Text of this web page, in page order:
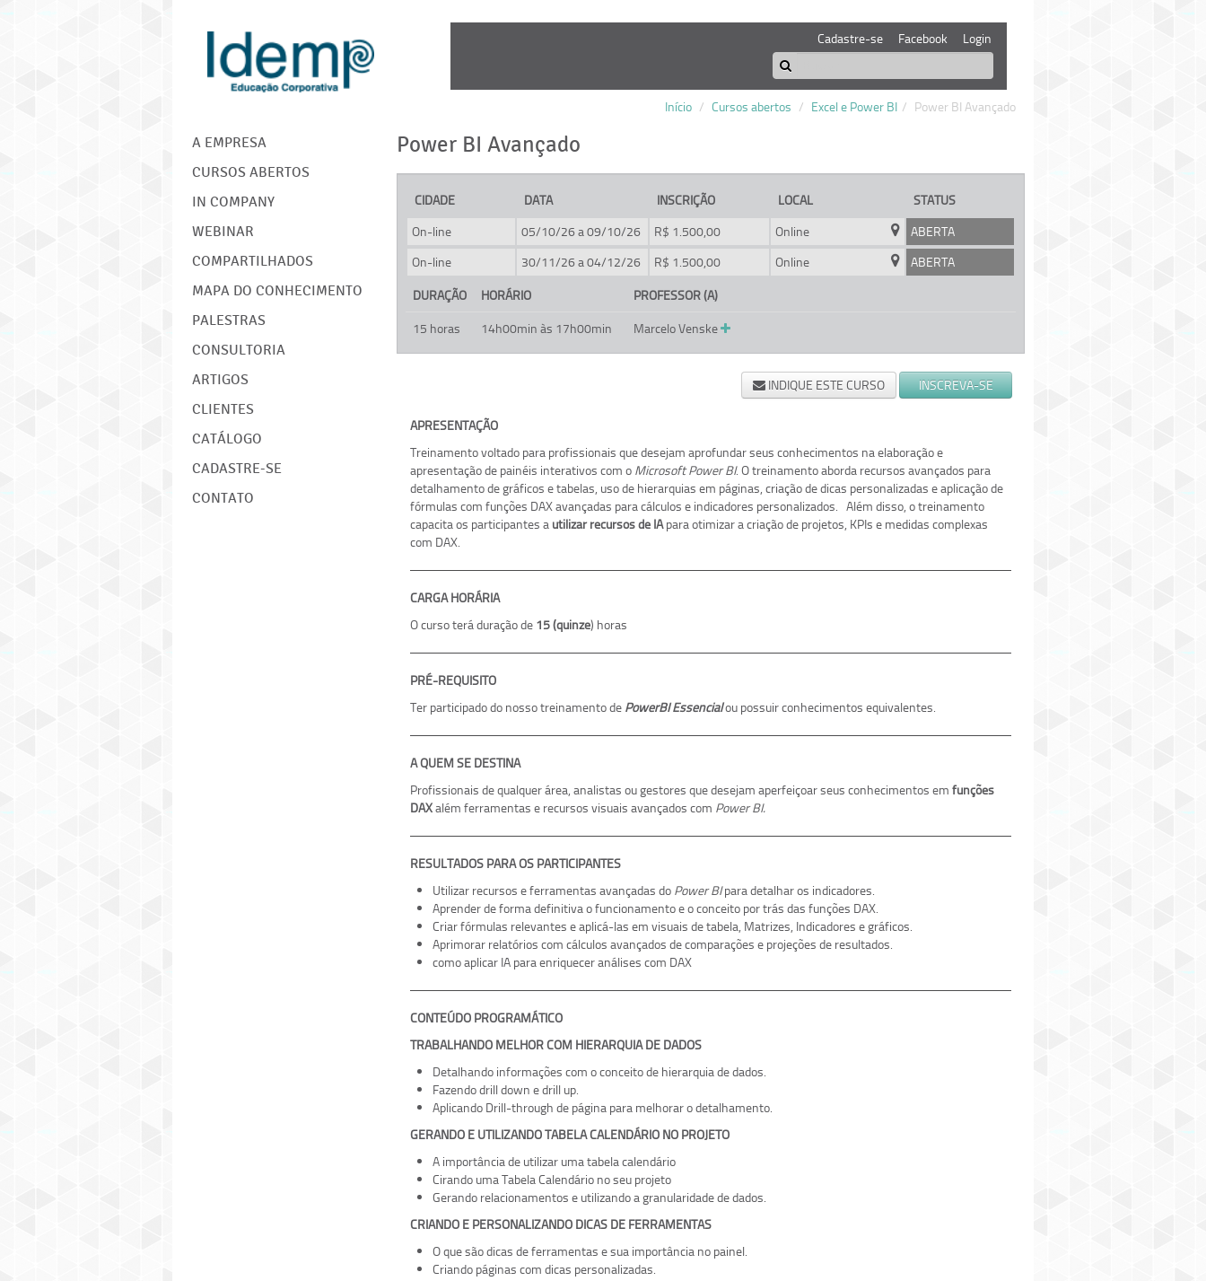
IDEMP
Login
Facebook
Cadastre-se
Início / Cursos abertos / Excel e Power BI / Power BI Avançado
A EMPRESA
CURSOS ABERTOS
IN COMPANY
WEBINAR
COMPARTILHADOS
MAPA DO CONHECIMENTO
PALESTRAS
CONSULTORIA
ARTIGOS
CLIENTES
CATÁLOGO
CADASTRE-SE
CONTATO
Power BI Avançado
CIDADE DATA INSCRIÇÃO LOCAL
STATUS
On-line
05/10/26 a 09/10/26 R$ 1.500,00 Online
ABERTA
On-line
30/11/26 a 04/12/26 R$ 1.500,00 Online
ABERTA
DURAÇÃO
HORÁRIO
PROFESSOR (A)
15 horas
14h00min às 17h00min Marcelo Venske
INDIQUE ESTE CURSO INSCREVA-SE
APRESENTAÇÃO
Treinamento voltado para profissionais que desejam aprofundar seus conhecimentos na elaboração e
apresentação de painéis interativos com o Microsoft Power BI. O treinamento aborda recursos avançados para
detalhamento de gráficos e tabelas, uso de hierarquias em páginas, criação de dicas personalizadas e aplicação de
fórmulas com funções DAX avançadas para cálculos e indicadores personalizados. Além disso, o treinamento
capacita os participantes a utilizar recursos de IApara otimizar a criação de projetos, KPIs e medidas complexas
com DAX.
CARGA HORÁRIA
O curso terá duração de 15 (quinze) horas
PRÉ-REQUISITO
Ter participado do nosso treinamento de PowerBI Essencialou possuir conhecimentos equivalentes.
A QUEM SE DESTINA
Profissionais de qualquer área, analistas ou gestores que desejam aperfeiçoar seus conhecimentos em funções
DAXalém ferramentas e recursos visuais avançados com Power BI.
RESULTADOS PARA OS PARTICIPANTES
Utilizar recursos e ferramentas avançadas do Power BIpara detalhar os indicadores.
Aprender de forma definitiva o funcionamento e o conceito por trás das funções DAX.
Criar fórmulas relevantes e aplicá-las em visuais de tabela, Matrizes, Indicadores e gráficos.
Aprimorar relatórios com cálculos avançados de comparações e projeções de resultados.
como aplicar IA para enriquecer análises com DAX
CONTEÚDO PROGRAMÁTICO
TRABALHANDO MELHOR COM HIERARQUIA DE DADOS
Detalhando informações com o conceito de hierarquia de dados.
Fazendo drill down e drill up.
Aplicando Drill-through de página para melhorar o detalhamento.
GERANDO E UTILIZANDO TABELA CALENDÁRIO NO PROJETO
A importância de utilizar uma tabela calendário
Cirando uma Tabela Calendário no seu projeto
Gerando relacionamentos e utilizando a granularidade de dados.
CRIANDO E PERSONALIZANDO DICAS DE FERRAMENTAS
O que são dicas de ferramentas e sua importância no painel.
Criando páginas com dicas personalizadas.